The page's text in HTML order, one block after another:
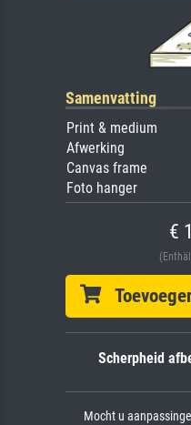
Samenvatting
Print & medium
Afwerking
Canvas frame
Foto hanger
€
Scherpheid
Mocht u